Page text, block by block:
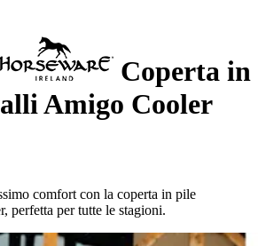
Coperta in
Amigo Cooler
comfort con la coperta in pile
perfetta per tutte le stagioni.